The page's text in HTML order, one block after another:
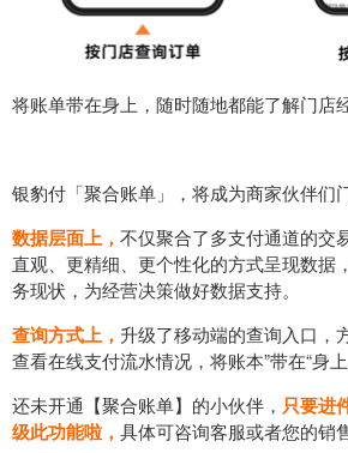
将账单带在身上，随时随地都能了解门店
银豹付「聚合账单」，将成为商家伙伴们
数据层面上， 不仅聚合了多支付通道的交
直观、更精细、更个性化的方式呈现数据
务现状，为经营决策做好数据支持。
查询方式上， 升级了移动端的查询入口，
查看在线支付流水情况，将账本”带在“身上
还未开通【聚合账单】的小伙伴， 只要进
级此功能啦， 具体可咨询客服或者您的销